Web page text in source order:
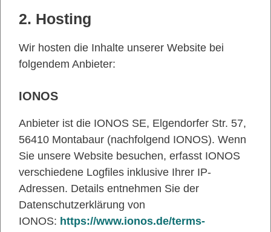
2. Hosting
Wir hosten die Inhalte unserer Website bei
folgendem Anbieter:
IONOS
Anbieter ist die IONOS SE, Elgendorfer Str. 57,
56410 Montabaur (nachfolgend IONOS). Wenn
Sie unsere Website besuchen, erfasst IONOS
verschiedene Logfiles inklusive Ihrer IP-
Adressen. Details entnehmen Sie der
Datenschutzerklärung von
IONOS: https://www.ionos.de/terms-